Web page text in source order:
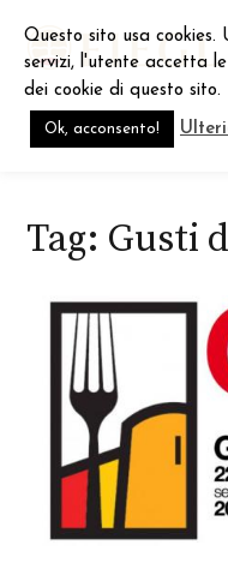
content
Tag: Gusti
Questo sito usa cookies.
servizi, l'utente accetta
dei cookie di questo sito.
Ok, acconsento!